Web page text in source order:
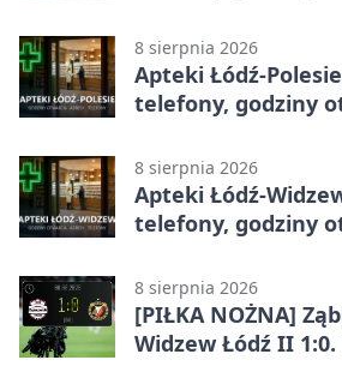
8 sierpnia 2026
Apteki Łódź-
telefony, godziny
8 sierpnia 2026
Apteki Łódź-
telefony, godziny
8 sierpnia 2026
[PIŁKA NOŻNA]
Widzew Łódź II